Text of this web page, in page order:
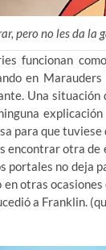
pero no les da la
funcionan
en
Una
para que
otra de
portales no deja
otras
a Franklin.